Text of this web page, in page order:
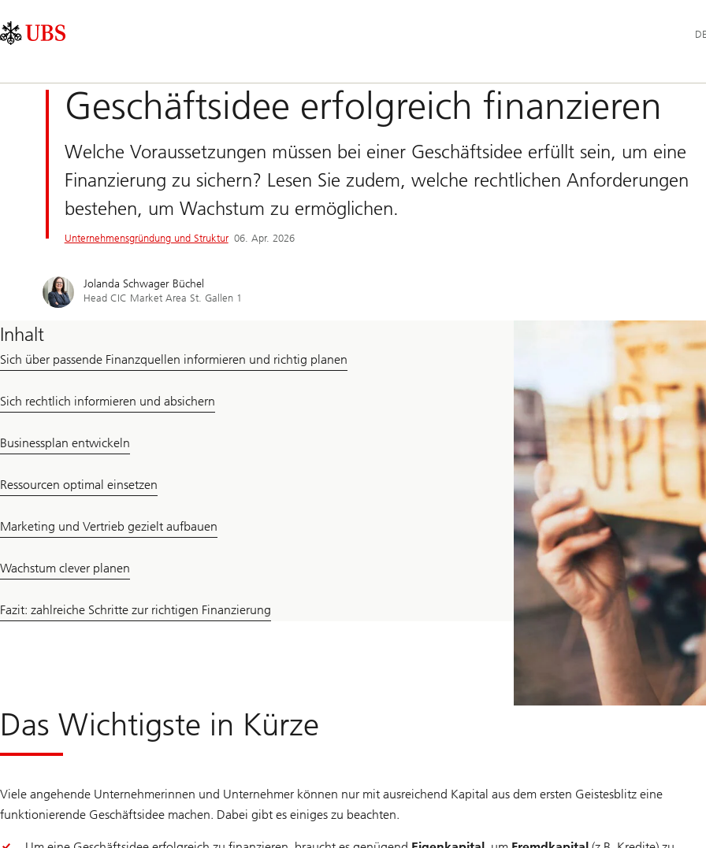
Area
DE
Geschäftsidee erfolgreich finanzieren
Welche Voraussetzungen müssen bei einer Geschäftsidee erfüllt sein, um eine
Finanzierung zu sichern? Lesen Sie zudem, welche rechtlichen Anforderungen
bestehen, um Wachstum zu ermöglichen.
Unternehmensgründung und Struktur 06. Apr. 2026
Jolanda Schwager Büchel
Head CIC Market Area St. Gallen 1
Inhalt
Sich über passende Finanzquellen informieren und richtig planen
Sich rechtlich informieren und absichern
Businessplan entwickeln
Ressourcen optimal einsetzen
Marketing und Vertrieb gezielt aufbauen
Wachstum clever planen
Fazit: zahlreiche Schritte zur richtigen Finanzierung
Das Wichtigste in Kürze
Viele angehende Unternehmerinnen und Unternehmer können nur mit ausreichend Kapital aus dem ersten Geistesblitz eine
funktionierende Geschäftsidee machen. Dabei gibt es einiges zu beachten.